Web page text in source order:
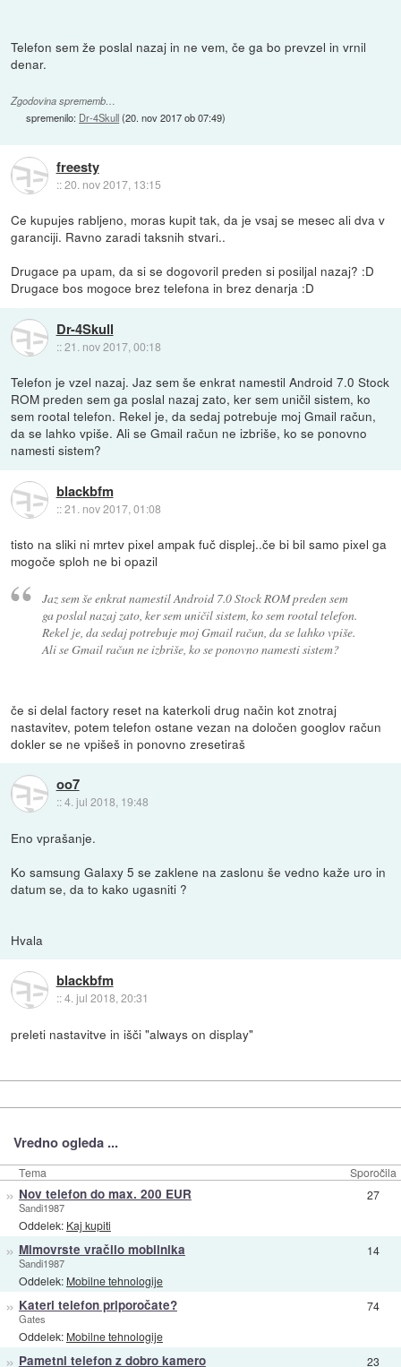
Telefon sem že poslal nazaj in ne vem, če ga bo prevzel in vrnil
denar.
Zgodovina sprememb…
spremenilo: Dr-4Skull(20. nov 2017 ob 07:49)
freesty
::20. nov 2017, 13:15
Ce kupujes rabljeno, moras kupit tak, da je vsaj se mesec ali dva v
garanciji. Ravno zaradi taksnih stvari..
Drugace pa upam, da si se dogovoril preden si posiljal nazaj? :D
Drugace bos mogoce brez telefona in brez denarja :D
Dr-4Skull
::21. nov 2017, 00:18
Telefon je vzel nazaj. Jaz sem še enkrat namestil Android 7.0 Stock
ROM preden sem ga poslal nazaj zato, ker sem uničil sistem, ko
sem rootal telefon. Rekel je, da sedaj potrebuje moj Gmail račun,
da se lahko vpiše. Ali se Gmail račun ne izbriše, ko se ponovno
namesti sistem?
blackbfm
::21. nov 2017, 01:08
tisto na sliki ni mrtev pixel ampak fuč displej..če bi bil samo pixel ga
mogoče sploh ne bi opazil
Jaz sem še enkrat namestil Android 7.0 Stock ROM preden sem
ga poslal nazaj zato, ker sem uničil sistem, ko sem rootal telefon.
Rekel je, da sedaj potrebuje moj Gmail račun, da se lahko vpiše.
Ali se Gmail račun ne izbriše, ko se ponovno namesti sistem?
če si delal factory reset na katerkoli drug način kot znotraj
nastavitev, potem telefon ostane vezan na določen googlov račun
dokler se ne vpišeš in ponovno zresetiraš
oo7
::4. jul 2018, 19:48
Eno vprašanje.
Ko samsung Galaxy 5 se zaklene na zaslonu še vedno kaže uro in
datum se, da to kako ugasniti ?
Hvala
blackbfm
::4. jul 2018, 20:31
preleti nastavitve in išči "always on display"
Vredno ogleda ...
Tema Sporočila
» Nov telefon do max. 200 EUR
Sandi1987
Oddelek: Kaj kupiti
27
» Mimovrste vračilo mobilnika
Sandi1987
Oddelek: Mobilne tehnologije
14
» Kateri telefon priporočate?
Gates
Oddelek: Mobilne tehnologije
74
» Pametni telefon z dobro kamero 23